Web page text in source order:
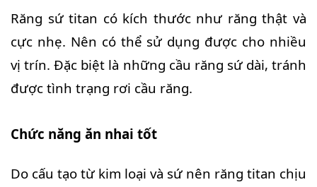
Răng sứ titan có kích thước như răng thật và
cực nhẹ. Nên có thể sử dụng được cho nhiều
vị trín. Đặc biệt là những cầu răng sứ dài, tránh
được tình trạng rơi cầu răng.
Chức năng ăn nhai tốt
Do cấu tạo từ kim loại và sứ nên răng titan chịu